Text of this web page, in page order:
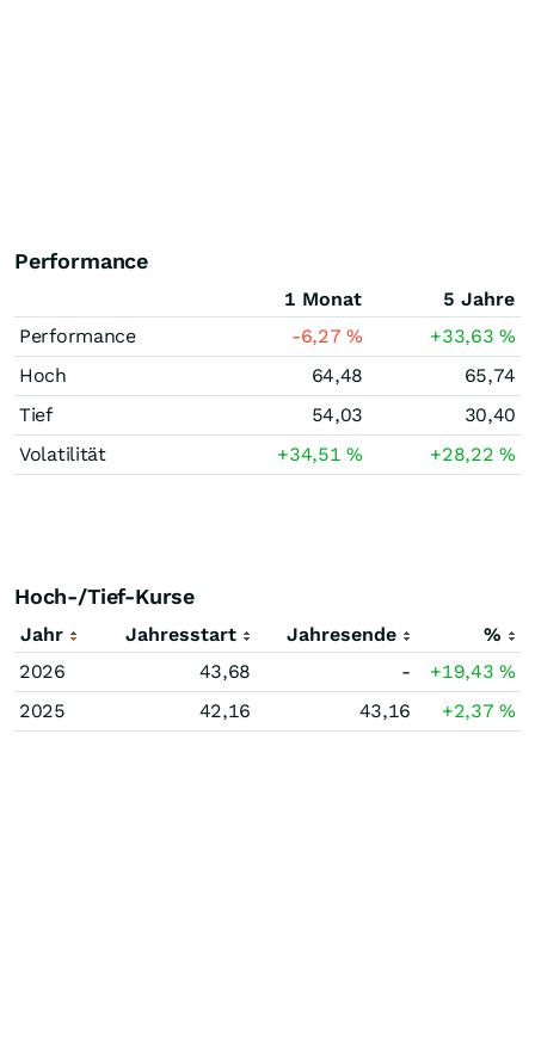
Performance
1 Monat
5 Jahre
Performance
-6,27% +33,63%
Hoch
64,48
65,74
Tief
54,03
30,40
Volatilität
+34,51% +28,22%
Hoch-/Tief-Kurse
Jahr Jahresstart Jahresende
%
2026
43,68 - +19,43%
2025
42,16 43,16 +2,37%